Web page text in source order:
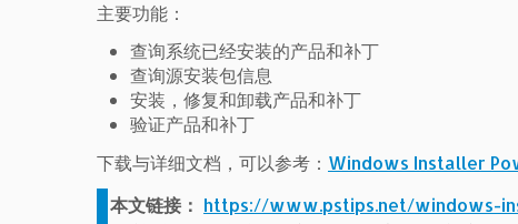
主要功能：
查询系统已经安装的产品和补丁
查询源安装包信息
安装，修复和卸载产品和补丁
验证产品和补丁
下载与详细文档，可以参考： Windows Installer
本文链接： https://www.pstips.net/windows-